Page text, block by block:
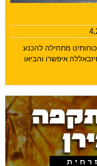
מתחילה להכנע
איפשרו והביאו